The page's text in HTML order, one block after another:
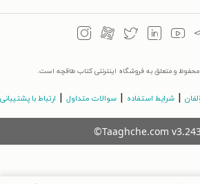
و متعلق به فروشگاه اینترنتی کتاب طاقچه است.
شرایط استفاده سوالات متداول ارتباط با پشتیبانی
©Taaghche.com v